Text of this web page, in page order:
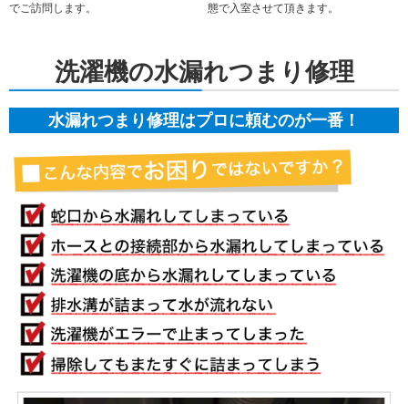
でご訪問します。
態で入室させて頂きます。
洗濯機の水漏れつまり修理
水漏れつまり修理はプロに頼むのが一番！